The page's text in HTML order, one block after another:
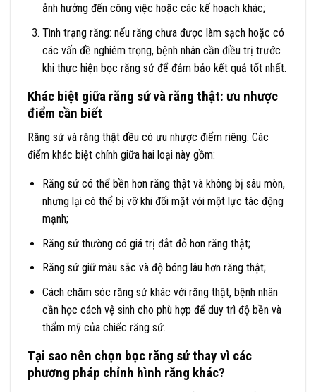
ảnh hưởng đến công việc hoặc các kế hoạch khác;
Tình trạng răng: nếu răng chưa được làm sạch hoặc có
các vấn đề nghiêm trọng, bệnh nhân cần điều trị trước
khi thực hiện bọc răng sứ để đảm bảo kết quả tốt nhất.
Khác biệt giữa răng sứ và răng thật: ưu nhược
điểm cần biết
Răng sứ và răng thật đều có ưu nhược điểm riêng. Các
điểm khác biệt chính giữa hai loại này gồm:
Răng sứ có thể bền hơn răng thật và không bị sâu mòn,
nhưng lại có thể bị vỡ khi đối mặt với một lực tác động
mạnh;
Răng sứ thường có giá trị đắt đỏ hơn răng thật;
Răng sứ giữ màu sắc và độ bóng lâu hơn răng thật;
Cách chăm sóc răng sứ khác với răng thật, bệnh nhân
cần học cách vệ sinh cho phù hợp để duy trì độ bền và
thẩm mỹ của chiếc răng sứ.
Tại sao nên chọn bọc răng sứ thay vì các
phương pháp chỉnh hình răng khác?